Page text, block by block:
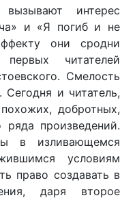
интерес
и «Я погиб и не
они сродни
читателей
Смелость
и читатель,
добротных,
произведений.
в изливающемся
условиям
право создавать в
даря второе